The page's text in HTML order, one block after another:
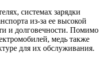
системах зарядки
из-за ее высокой
и долговечности. Помимо
медь также
для их обслуживания.